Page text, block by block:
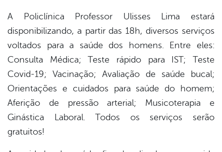
A Policlínica Professor Ulisses Lima estará
disponibilizando, a partir das 18h, diversos serviços
voltados para a saúde dos homens. Entre eles:
Consulta Médica; Teste rápido para IST; Teste
Covid-19; Vacinação; Avaliação de saúde bucal;
Orientações e cuidados para saúde do homem;
Aferição de pressão arterial; Musicoterapia e
Ginástica Laboral. Todos os serviços serão
gratuitos!